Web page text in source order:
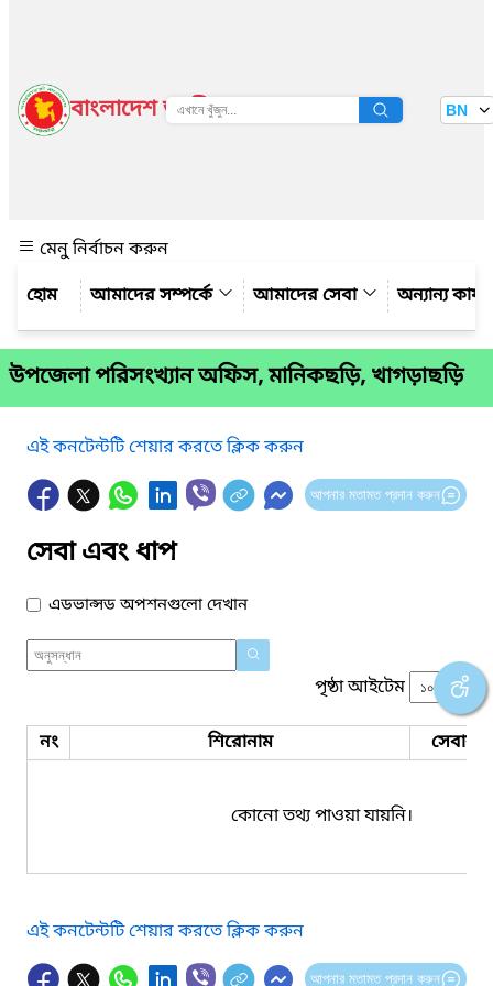
বাংলাদেশ জাতীয় তথ্য বাতায়ন BN
মেনু নির্বাচন করুন
আমাদের সম্পর্কে
আমাদের সেবা অন্যান্য
উপজেলা পরিসংখ্যান অফিস, মানিকছড়ি, খাগড়াছড়ি
এই কনটেন্টটি শেয়ার করতে ক্লিক করুন
আপনার মতামত প্রদান করুন
সেবা এবং ধাপ
এডভান্সড অপশনগুলো দেখান
পৃষ্ঠা আইটেম
নং শিরোনাম সেবার
কোনো তথ্য পাওয়া যায়নি।
এই কনটেন্টটি শেয়ার করতে ক্লিক করুন
আপনার মতামত প্রদান করুন